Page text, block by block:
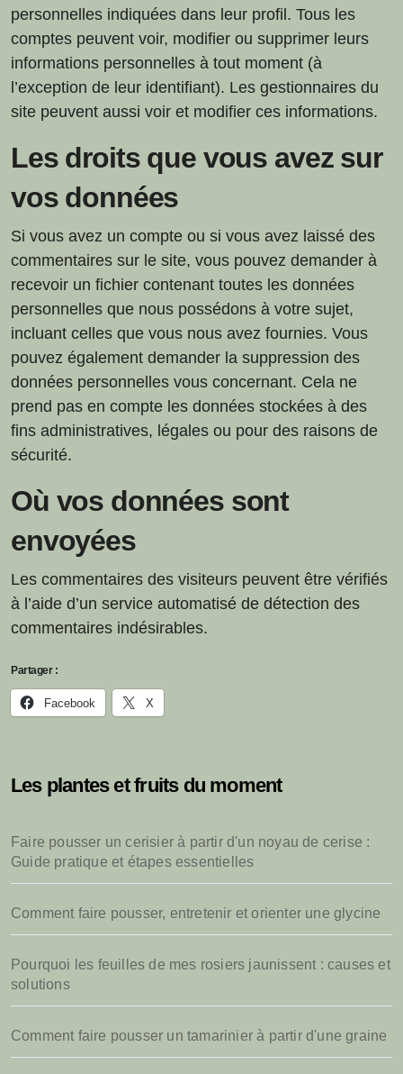
personnelles indiquées dans leur profil. Tous les
comptes peuvent voir, modifier ou supprimer leurs
informations personnelles à tout moment (à
l’exception de leur identifiant). Les gestionnaires du
site peuvent aussi voir et modifier ces informations.
Les droits que vous avez sur
vos données
Si vous avez un compte ou si vous avez laissé des
commentaires sur le site, vous pouvez demander à
recevoir un fichier contenant toutes les données
personnelles que nous possédons à votre sujet,
incluant celles que vous nous avez fournies. Vous
pouvez également demander la suppression des
données personnelles vous concernant. Cela ne
prend pas en compte les données stockées à des
fins administratives, légales ou pour des raisons de
sécurité.
Où vos données sont
envoyées
Les commentaires des visiteurs peuvent être vérifiés
à l’aide d’un service automatisé de détection des
commentaires indésirables.
Partager :
Facebook X
Les plantes et fruits du moment
Faire pousser un cerisier à partir d'un noyau de cerise :
Guide pratique et étapes essentielles
Comment faire pousser, entretenir et orienter une glycine
Pourquoi les feuilles de mes rosiers jaunissent : causes et
solutions
Comment faire pousser un tamarinier à partir d'une graine